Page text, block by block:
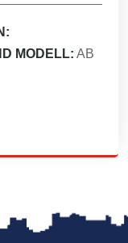
MODELL: AB